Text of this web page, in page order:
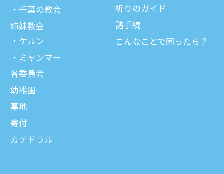
千葉の教会
姉妹教会
ケルン
ミャンマー
各委員会
幼稚園
墓地
寄付
カテドラル
祈りのガイド
諸⼿続
こんなことで困ったら？